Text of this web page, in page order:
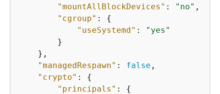
"mountAllBlockDevices" : "no" ,
"cgroup" : {
"useSystemd" :
"yes"
        }
    },
"managedRespawn" : false ,
"crypto" : {
"principals" : {